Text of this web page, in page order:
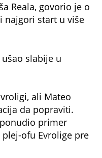
Reala, govorio je o
najgori start u više
slabije u
ali Mateo
da popraviti.
primer
plej-ofu Evrolige pre